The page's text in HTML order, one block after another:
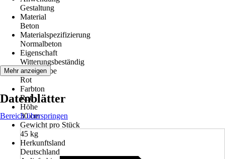
Gestaltung
Material
Beton
Materialspezifizierung
Normalbeton
Eigenschaft
Witterungsbeständig
Grundfarbe
Rot
Farbton
Rot
Höhe
30 cm
Gewicht pro Stück
45 kg
Herkunftsland
Deutschland
Mehr anzeigen
Datenblätter
Bereich überspringen